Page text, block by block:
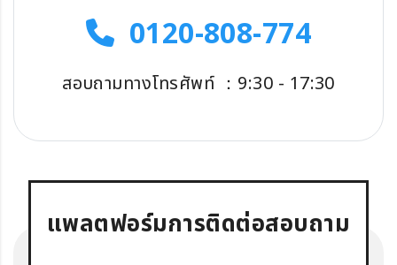
0120-808-774
สอบถามทางโทรศัพท์ ：9:30 - 17:30
แพลตฟอร์มการติดต่อสอบถาม